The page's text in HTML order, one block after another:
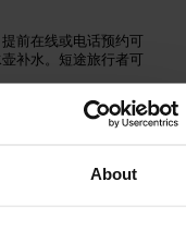
About
前在线或电话预约可
补水。短途旅行者可
福默 与 凯